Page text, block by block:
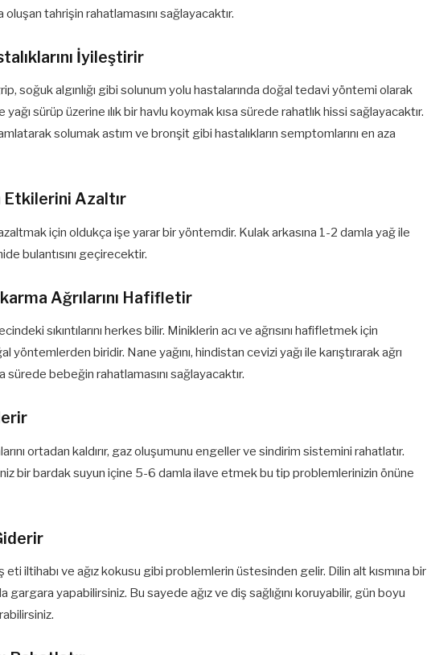
tahrişin rahatlamasını sağlayacaktır.
İyileştirir
soğuk algınlığı gibi solunum yolu hastalarında doğal tedavi yöntemi olarak
yağı sürüp üzerine ılık bir havlu koymak kısa sürede rahatlık hissi sağlayacaktır.
solumak astım ve bronşit gibi hastalıkların semptomlarını en aza
Etkilerini Azaltır
için oldukça işe yarar bir yöntemdir. Kulak arkasına 1-2 damla yağ ile
bulantısını geçirecektir.
Ağrılarını Hafifletir
sıkıntılarını herkes bilir. Miniklerin acı ve ağrısını hafifletmek için
yöntemlerden biridir. Nane yağını, hindistan cevizi yağı ile karıştırarak ağrı
sürede bebeğin rahatlamasını sağlayacaktır.
ortadan kaldırır, gaz oluşumunu engeller ve sindirim sistemini rahatlatır.
bir bardak suyun içine 5-6 damla ilave etmek bu tip problemlerinizin önüne
eti iltihabı ve ağız kokusu gibi problemlerin üstesinden gelir. Dilin alt kısmına bir
gargara yapabilirsiniz. Bu sayede ağız ve diş sağlığını koruyabilir, gün boyu